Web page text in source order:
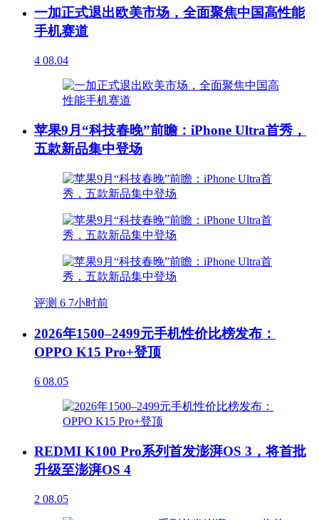
一加正式退出欧美市场，全面聚焦中国高性能
手机赛道
4 08.04
苹果9月“科技春晚”前瞻：iPhone Ultra首秀，
五款新品集中登场
评测 6 7小时前
2026年1500–2499元手机性价比榜发布：
OPPO K15 Pro+登顶
6 08.05
REDMI K100 Pro系列首发澎湃OS 3，将首批
升级至澎湃OS 4
2 08.05